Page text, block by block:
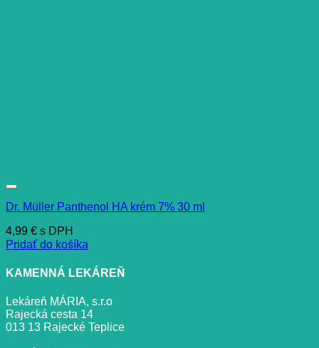
Dr. Müller Panthenol HA krém 7% 30 ml
4,99 € s DPH
Pridať do košíka
KAMENNÁ LEKÁREŇ
Lekáreň MÁRIA, s.r.o
Rajecká cesta 14
013 13 Rajecké Teplice